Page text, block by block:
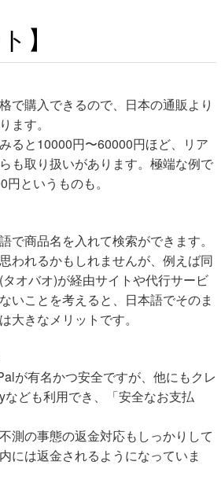
】
で購入できるので、日本の通販より
ます。
ると10000円〜60000円ほど、リア
も取り扱いがあります。極端な例で
というものも。
で商品名を入れて検索ができます。
われるかもしれませんが、例えば同
オバオ)が経由サイトや代行サービ
いことを考えると、日本語でそのま
大きなメリットです。
が有名かつ安全ですが、他にもクレ
ども利用でき、「安全なお支払
測の事態の返金対応もしっかりして
には返金されるようになっていま